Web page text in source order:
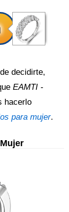
decidirte,
EAMTI -
hacerlo
para mujer.